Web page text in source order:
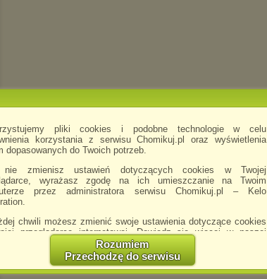
pliki cookies i podobne technologie w celu
korzystania z serwisu Chomikuj.pl oraz wyświetlenia
dopasowanych do Twoich potrzeb.
zmienisz ustawień dotyczących cookies w Twojej
wyrażasz zgodę na ich umieszczanie na Twoim
przez administratora serwisu Chomikuj.pl – Kelo
chwili możesz zmienić swoje ustawienia dotyczące cookies
przeglądarce internetowej. Dowiedz się więcej w naszej
http://chomikuj.pl/PolitykaPrywatnosci.aspx
informujemy że zmiana ustawień przeglądarki może
ograniczenie korzystania ze strony Chomikuj.pl.
Rozumiem
Przechodzę do serwisu